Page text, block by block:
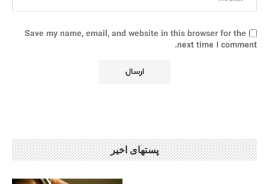
Save my name, email, and website in this browser for the
next time I comment.
پستهای اخیر